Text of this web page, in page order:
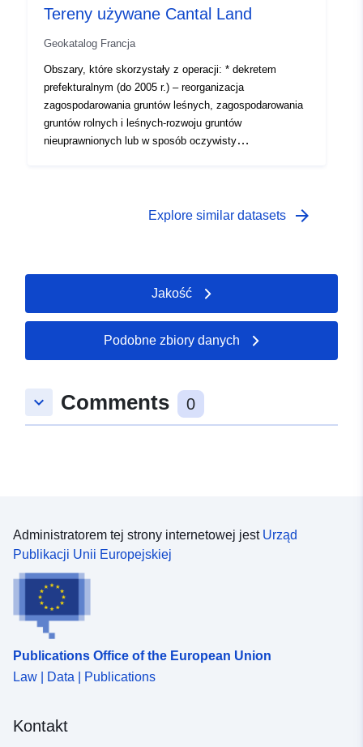
zagospodarowanie gruntów nieuprawnionych.Działania
tzw. „art. 10” prowadzonymi zgodnie z art. od L123-24 do
L123-26 kodeksu rolnego.
Tereny używane Cantal Land
Geokatalog Francja
Obszary, które skorzystały z operacji: * dekretem
prefekturalnym (do 2005 r.) – reorganizacja
zagospodarowania gruntów leśnych, zagospodarowania
gruntów rolnych i leśnych-rozwoju gruntów
nieuprawnionych lub w sposób oczywisty
budynków wiejskich – zagospodarowanie gruntów
Explore similar datasets arrow_forward
Jakość
Podobne zbiory danych
keyboard_arrow_down Comments 0
Administratorem tej strony internetowej jest Urząd
Publikacji Unii Europejskiej
Publications Office of the European Union
Law | Data | Publications
Kontakt